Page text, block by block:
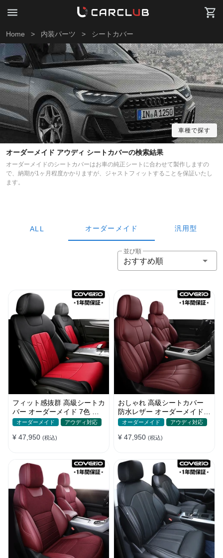
Home > 内装パーツ > シートカバー
車種で探す
オーダーメイド アウディ シートカバーの検索結果
オーダーメイドのシートカバーはお車の純正シートに合わせて製作しますの
で、納期が1ヶ月程度かかりますが、ジャストフィットすることを保証いたし
ます。
ALL オーダーメイド 汎用型
並び順
おすすめ順
フィット感抜群 高級シートカ
バー オーダーメイド 7色 防
水レザー おしゃれ 全席セッ
オーダーメイド アウディ対応
¥ 47,950 (税込)
おしゃれ 高級シートカバー
防水レザー オーダーメイド
パンチング加工 9色 全席セッ
オーダーメイド アウディ対応
¥ 47,950 (税込)